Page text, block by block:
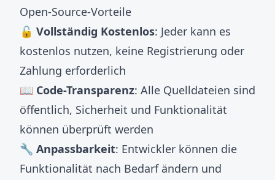
Open-Source-Vorteile
🔓 Vollständig Kostenlos: Jeder kann es
kostenlos nutzen, keine Registrierung oder
Zahlung erforderlich
📖 Code-Transparenz: Alle Quelldateien sind
öffentlich, Sicherheit und Funktionalität
können überprüft werden
🔧 Anpassbarkeit: Entwickler können die
Funktionalität nach Bedarf ändern und